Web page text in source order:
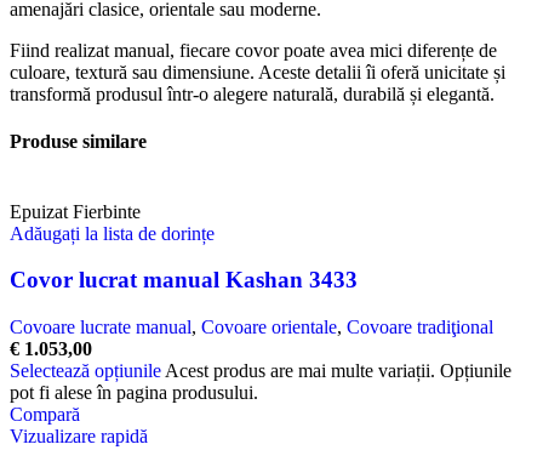
amenajări clasice, orientale sau moderne.
Fiind realizat manual, fiecare covor poate avea mici diferențe de
culoare, textură sau dimensiune. Aceste detalii îi oferă unicitate și
transformă produsul într-o alegere naturală, durabilă și elegantă.
Produse similare
Epuizat Fierbinte
Adăugați la lista de dorințe
Covor lucrat manual Kashan 3433
Covoare lucrate manual, Covoare orientale, Covoare tradiţional
€ 1.053,00
Selectează opțiunile Acest produs are mai multe variații. Opțiunile
pot fi alese în pagina produsului.
Compară
Vizualizare rapidă